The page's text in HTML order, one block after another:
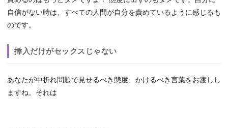
自信がない時は、すべての人間が自分を責めているように感じるも
のです。
挿入だけがセックスじゃない
あなたが中折れ問題で見せるべき態度、かけるべき言葉をお渡しし
ますね。それは